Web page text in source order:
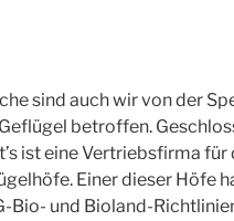
sind auch wir von der
betroffen.
ist eine Vertriebsfirma
Einer dieser Höfe
Bio- und Bioland-